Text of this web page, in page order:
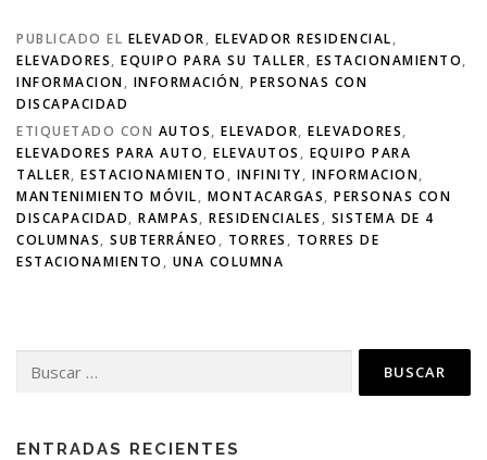
PUBLICADO EL ELEVADOR, ELEVADOR RESIDENCIAL,
ELEVADORES, EQUIPO PARA SU TALLER, ESTACIONAMIENTO,
INFORMACION, INFORMACIÓN, PERSONAS CON
DISCAPACIDAD
ETIQUETADO CON AUTOS, ELEVADOR, ELEVADORES,
ELEVADORES PARA AUTO, ELEVAUTOS , EQUIPO PARA
TALLER, ESTACIONAMIENTO , INFINITY, INFORMACION,
MANTENIMIENTO MÓVIL, MONTACARGAS, PERSONAS CON
DISCAPACIDAD, RAMPAS, RESIDENCIALES , SISTEMA DE 4
COLUMNAS, SUBTERRÁNEO , TORRES , TORRES DE
ESTACIONAMIENTO , UNA COLUMNA
ENTRADAS RECIENTES